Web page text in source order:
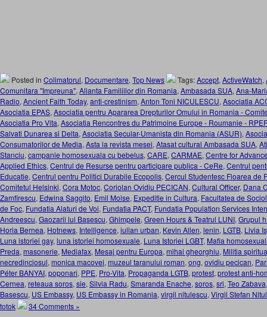
Posted in Colimatorul, Documentare, Top News Tags:Accept, ActiveWatch,
Comunitara "Impreuna", Alianta Familiilor din Romania, Ambasada SUA, Ana-
Radio, Ancient Faith Today, anti-crestinism, Anton Toni NICULESCU, Asociatia
Asociatia EPAS, Asociatia pentru Apararea Drepturilor Omului in Romania -
Asociatia Pro Vita, Asociatia Rencontres du Patrimoine Europe - Roumanie -
Salvati Dunarea si Delta, Asociatia Secular-Umanista din Romania (ASUR),
Consumatorilor de Media, Asta la revista mesei, Atasat cultural Ambasada SUA,
Stanciu, campanie homosexuala cu bebelus, CARE, CARMAE, Centre for
Applied Ethics, Centrul de Resurse pentru participare publica - CeRe, Centrul
Educatie, Centrul pentru Politici Durabile Ecopolis, Cercul Studentesc Floarea de
Comitetul Helsinki, Cora Motoc, Coriolan Ovidiu PECICAN, Cultural Officer, Dana
Zamfirescu, Edwina Saggito, Emil Moise, Expeditie in Cultura, Facultatea de
de Foc, Fundatia Alaturi de Voi, Fundatia PACT, Fundatia Population Services
Andreescu, Gaozarii lui Basescu, Ghimpele, Green Hours & Teatrul LUNI, Grupul
Horia Bernea, Hotnews, Intelligence, iulian urban, Kevin Allen, lenin, LGTB, Livia
Luna istoriei gay, luna istoriei homosexuale, Luna Istoriei LGBT, Mafia
Preda, masonerie, Mediafax, Mesaj pentru Europa, mihai gheorghiu, Militia
necredinciosul, monica macovei, muzeul taranului roman, ong, ovidiu pecican,
Péter BANYAI, poponari, PPE, Pro-Vita, Propaganda LGTB, protest, protest anti-
Cernea, reteaua soros, sie, Silvia Radu, Smaranda Enache, soros, sri, Teo Zabava
Basescu, US Embassy, US Embassy in Romania, virgil nitulescu, Virgil Stefan
totok
34 Comments »